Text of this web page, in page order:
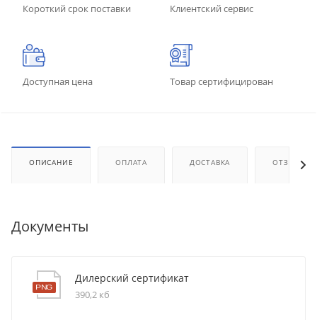
Короткий срок поставки Клиентский сервис
Доступная цена Товар сертифицирован
ОПИСАНИЕ ОПЛАТА ДОСТАВКА ОТЗЫВЫ
Документы
Дилерский сертификат
390,2 кб